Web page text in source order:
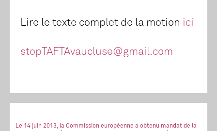
Lire le texte complet de la motion ici
stopTAFTAvaucluse@gmail.com
Le 14 juin 2013, la Commission européenne a obtenu mandat de la